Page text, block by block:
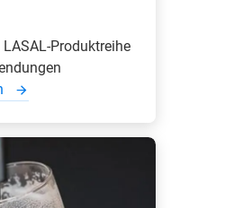
Produktreihe